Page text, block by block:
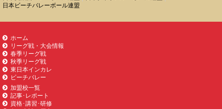
日本ビーチバレーボール連盟
ホーム
リーグ戦・大会情報
春季リーグ戦
秋季リーグ戦
東日本インカレ
ビーチバレー
加盟校一覧
記事･レポート
資格･講習･研修